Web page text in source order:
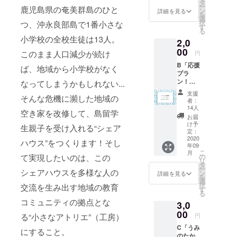
鹿児島県の奄美群島のひと
つ、沖永良部島で1番小さな
小学校の全校生徒は13人。
このまま人口減少が続け
ば、地域から小学校がなく
なってしまうかもしれない...
そんな危機に瀕した地域の
空き家を改修して、島留学
生親子を受け入れる“シェア
ハウス”をつくります！そし
て実現したいのは、この
シェアハウスを多様な人の
交流を生み出す地域の教育
コミュニティの拠点とな
る“小さなアトリエ”（工房）
にすること。
現在も
東京と
沖永良
二拠点
生活を
送るき
みちゃ
んが移
住に関
するご
相談
を、
フィン
ランド
で教員
経験の
あるち
かちゃ
んが
フィン
察、留
学、イ
ンター
ンにつ
詳細を見る
タ
ー
ン
を
選
択
す
る
2,0
00 円
B「応援
プラ
ン！ア
トリエ
のオン
ライン
会員
証」 ▶
ファブ
コー
ナーの
レー
ザー
カッ
ターな
どの機
試しで
きる利
用券付
き。 ▶
支援
者：
14人
お届
け予
定：
2020
年09
月
詳細を見る
こ
の
リ
タ
ー
ン
を
選
択
す
る
3,0
00 円
C「うみ